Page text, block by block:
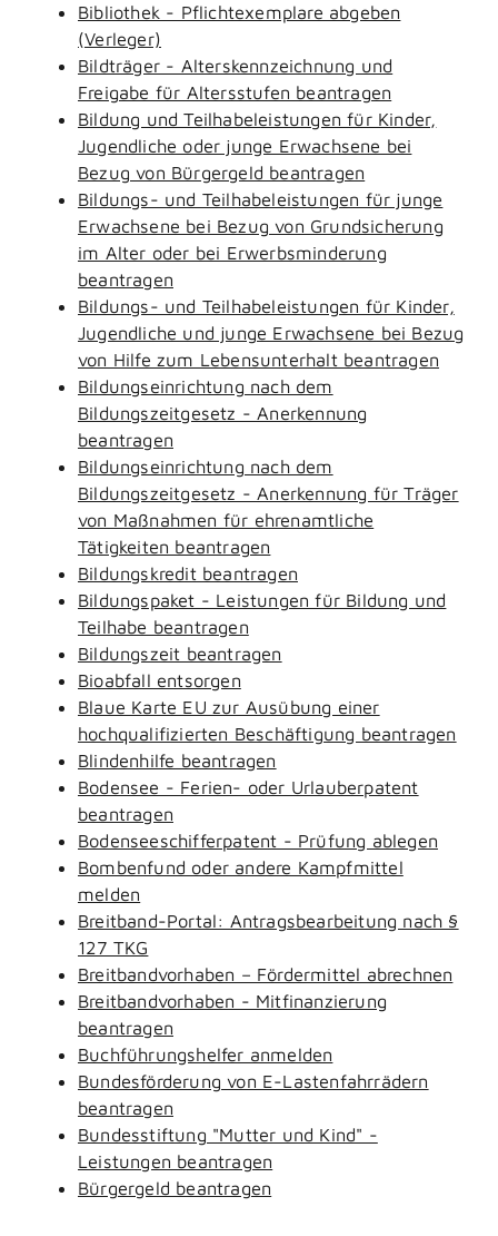
Bibliothek - Pflichtexemplare abgeben
(Verleger)
Bildträger - Alterskennzeichnung und
Freigabe für Altersstufen beantragen
Bildung und Teilhabeleistungen für Kinder,
Jugendliche oder junge Erwachsene bei
Bezug von Bürgergeld beantragen
Bildungs- und Teilhabeleistungen für junge
Erwachsene bei Bezug von Grundsicherung
im Alter oder bei Erwerbsminderung
beantragen
Bildungs- und Teilhabeleistungen für Kinder,
Jugendliche und junge Erwachsene bei Bezug
von Hilfe zum Lebensunterhalt beantragen
Bildungseinrichtung nach dem
Bildungszeitgesetz - Anerkennung
beantragen
Bildungseinrichtung nach dem
Bildungszeitgesetz - Anerkennung für Träger
von Maßnahmen für ehrenamtliche
Tätigkeiten beantragen
Bildungskredit beantragen
Bildungspaket - Leistungen für Bildung und
Teilhabe beantragen
Bildungszeit beantragen
Bioabfall entsorgen
Blaue Karte EU zur Ausübung einer
hochqualifizierten Beschäftigung beantragen
Blindenhilfe beantragen
Bodensee - Ferien- oder Urlauberpatent
beantragen
Bodenseeschifferpatent - Prüfung ablegen
Bombenfund oder andere Kampfmittel
melden
Breitband-Portal: Antragsbearbeitung nach §
127 TKG
Breitbandvorhaben – Fördermittel abrechnen
Breitbandvorhaben - Mitfinanzierung
beantragen
Buchführungshelfer anmelden
Bundesförderung von E-Lastenfahrrädern
beantragen
Bundesstiftung "Mutter und Kind" -
Leistungen beantragen
Bürgergeld beantragen